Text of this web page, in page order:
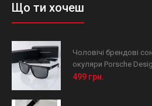
Що ти хочеш
Чоловічі брендові
окуляри Porsche
499 грн.